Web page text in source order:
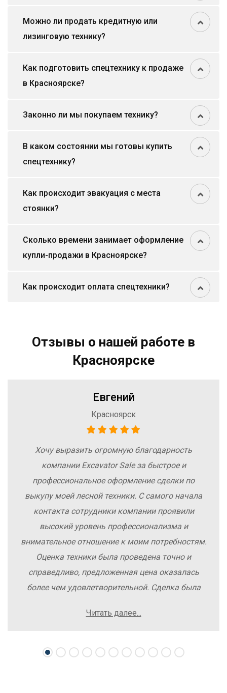
Можно ли продать кредитную или
лизинговую технику?
Как подготовить спецтехнику к продаже
в Красноярске?
Законно ли мы покупаем технику?
В каком состоянии мы готовы купить
спецтехнику?
Как происходит эвакуация с места
стоянки?
Сколько времени занимает оформление
купли-продажи в Красноярске?
Как происходит оплата спецтехники?
Отзывы о нашей работе в
Красноярске
Евгений
Красноярск
Хочу выразить огромную благодарность
компании Excavator Sale за быстрое и
профессиональное оформление сделки по
выкупу моей лесной техники. С самого начала
контакта сотрудники компании проявили
высокий уровень профессионализма и
внимательное отношение к моим потребностям.
Оценка техники была проведена точно и
справедливо, предложенная цена оказалась
более чем удовлетворительной. Сделка была
осложнений. Рекомендую компанию Excavator
свою спецтехнику.
Читать далее...